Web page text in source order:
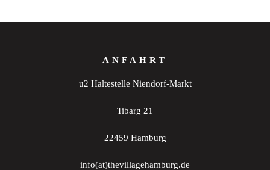
ANFAHRT
u2 Haltestelle Niendorf-Markt
Tibarg 21
22459 Hamburg
info(at)thevillagehamburg.de